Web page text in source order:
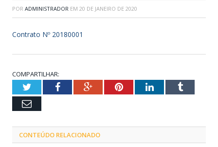
POR ADMINISTRADOR EM 20 DE JANEIRO DE 2020
Contrato Nº 20180001
COMPARTILHAR:
TwitterFacebookGoogle+PinterestLinkedInTumblr
Email
CONTEÚDO RELACIONADO